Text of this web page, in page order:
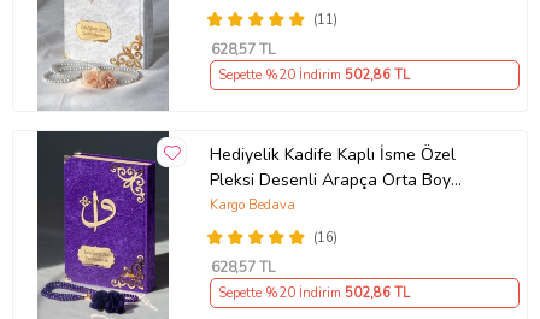
(11)
628,57 TL
Sepette %20 İndirim 502,86 TL
Hediyelik Kadife Kaplı İsme Özel
Pleksi Desenli Arapça Orta Boy
Kuranı Kerim Mor
(16)
Kargo Bedava
628,57 TL
Sepette %20 İndirim 502,86 TL